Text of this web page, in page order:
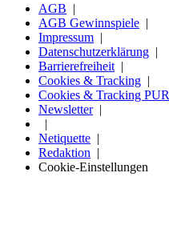
AGB
AGB Gewinnspiele
Impressum
Datenschutzerklärung
Barrierefreiheit
Cookies & Tracking
Cookies & Tracking PUR
Newsletter
Netiquette
Redaktion
Cookie-Einstellungen